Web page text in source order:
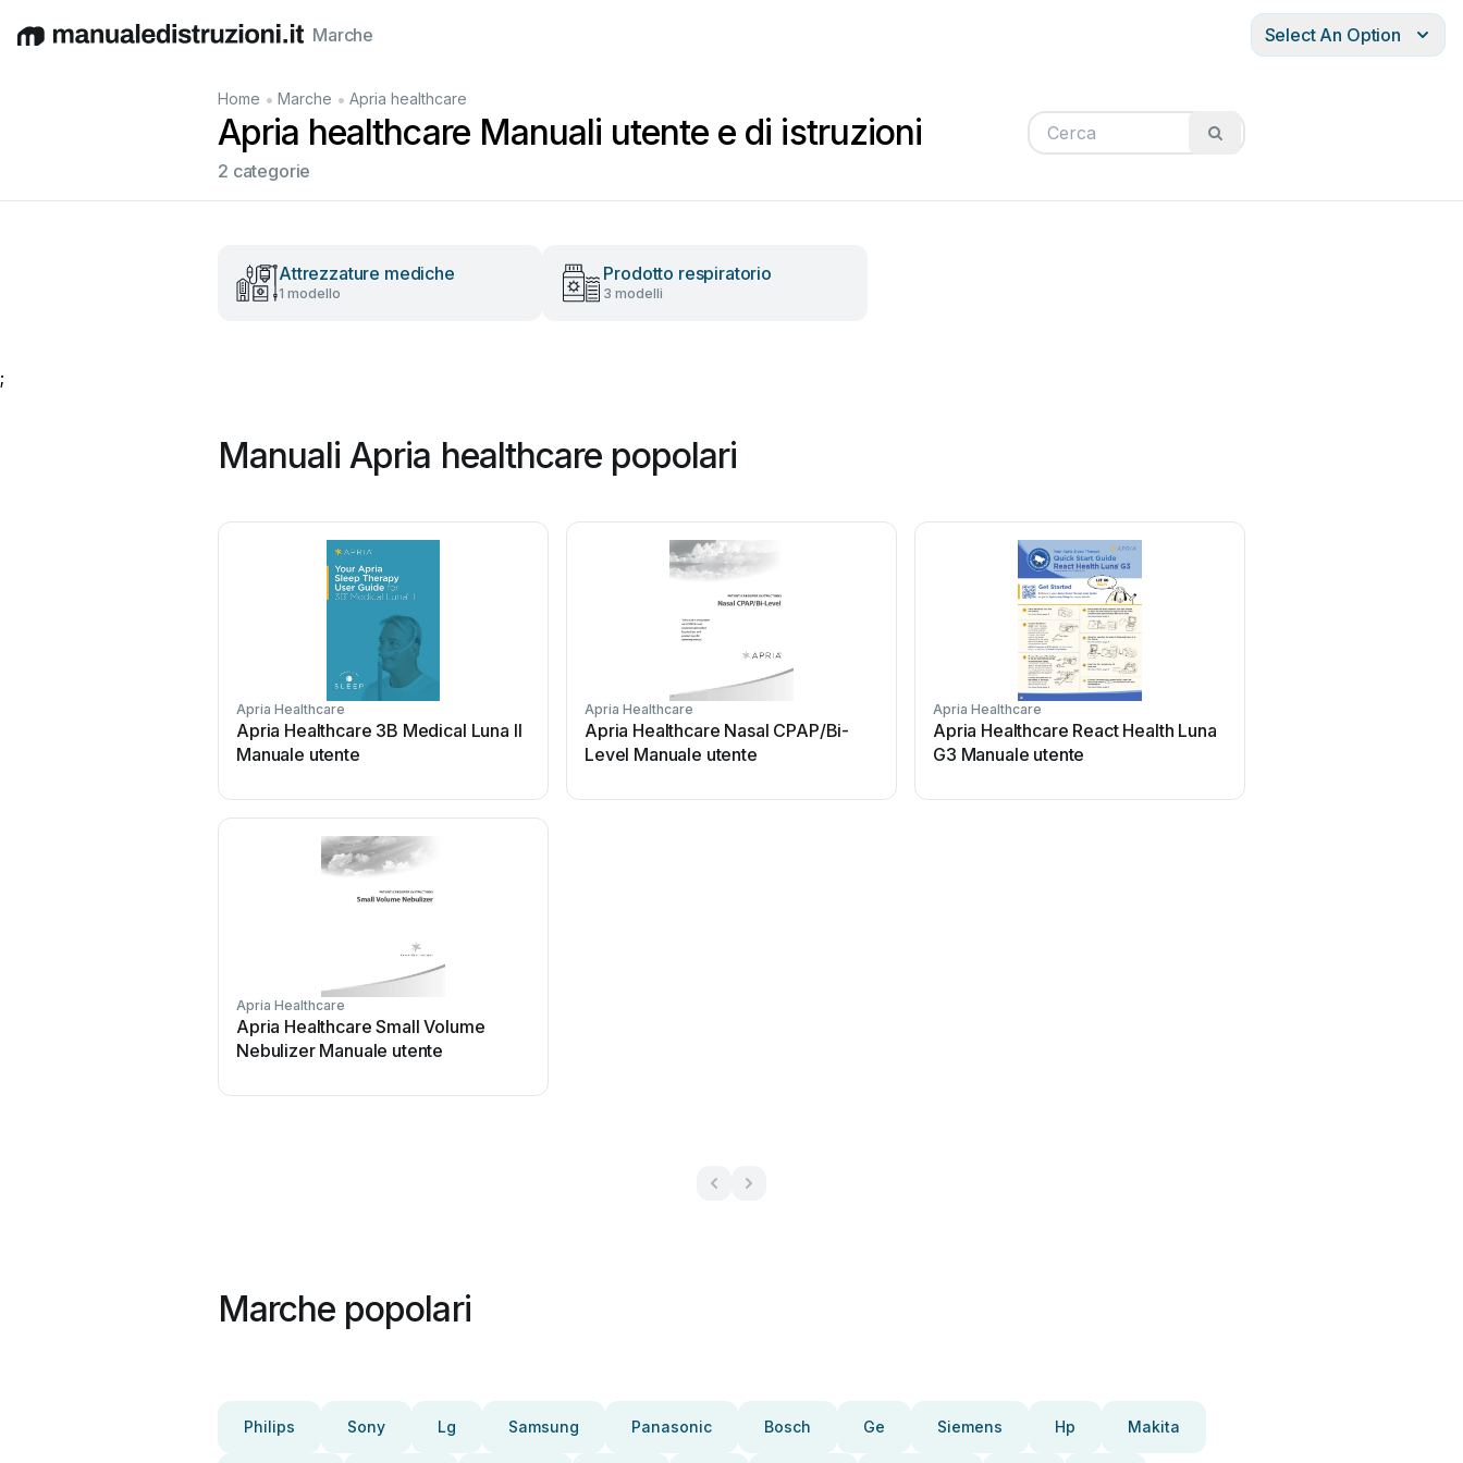
EnglishDeutschEspañol Italiano Français
Marche Select An Option
Home • Marche • Apria healthcare
Apria healthcare Manuali utente e di istruzioni
2 categorie
Attrezzature mediche
1 modello
Prodotto respiratorio
3 modelli
;
Manuali Apria healthcare popolari
Apria Healthcare
Apria Healthcare 3B Medical Luna II
Manuale utente
Apria Healthcare
Apria Healthcare Nasal CPAP/Bi-
Level Manuale utente
Apria Healthcare
Apria Healthcare React Health Luna
G3 Manuale utente
Apria Healthcare
Apria Healthcare Small Volume
Nebulizer Manuale utente
Marche popolari
Philips Sony Lg Samsung Panasonic Bosch Ge Siemens Hp Makita